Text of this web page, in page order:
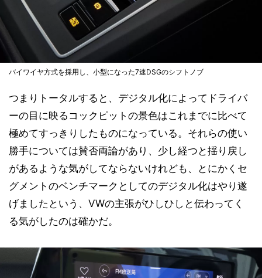
バイワイヤ方式を採用し、小型になった7速DSGのシフトノブ
つまりトータルすると、デジタル化によってドライバ
ーの目に映るコックピットの景色はこれまでに比べて
極めてすっきりしたものになっている。それらの使い
勝手については賛否両論があり、少し経つと揺り戻し
があるような気がしてならないけれども、とにかくセ
グメントのベンチマークとしてのデジタル化はやり遂
げましたという、VWの主張がひしひしと伝わってく
る気がしたのは確かだ。